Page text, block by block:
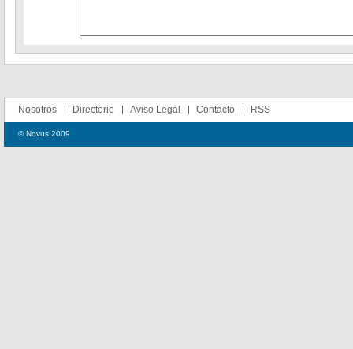
Nosotros Directorio Aviso Legal Contacto RSS
© Novus 2009